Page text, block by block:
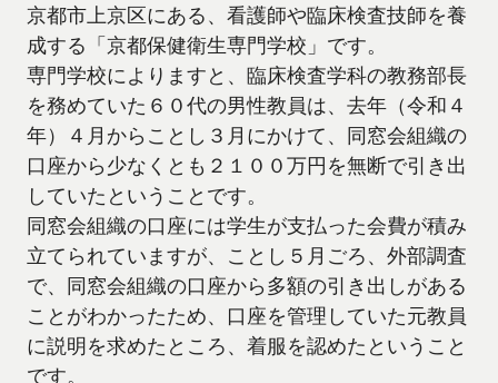
京都市上京区にある、看護師や臨床検査技師を養
成する「京都保健衛生専門学校」です。
専門学校によりますと、臨床検査学科の教務部長
を務めていた６０代の男性教員は、去年（令和４
年）４月からことし３月にかけて、同窓会組織の
口座から少なくとも２１００万円を無断で引き出
していたということです。
同窓会組織の口座には学生が支払った会費が積み
立てられていますが、ことし５月ごろ、外部調査
で、同窓会組織の口座から多額の引き出しがある
ことがわかったため、口座を管理していた元教員
に説明を求めたところ、着服を認めたということ
です。